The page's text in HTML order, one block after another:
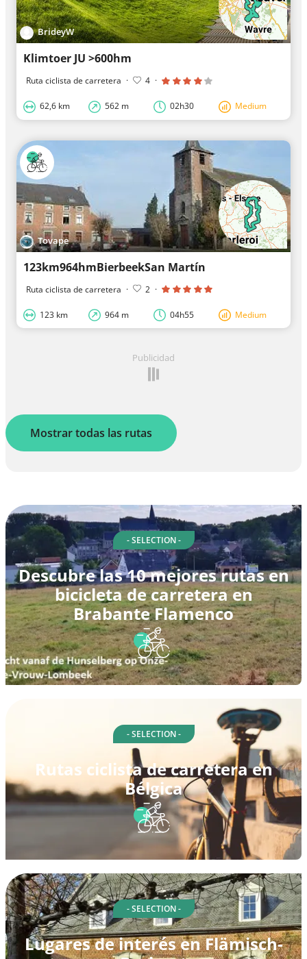
BrideyW
Klimtoer JU >600hm
Ruta ciclista de carretera · 4 ·
62,6 km 562 m 02h30 Medium
Tovape
123km964hmBierbeekSan Martín
Ruta ciclista de carretera · 2 ·
123 km 964 m 04h55 Medium
Publicidad
Mostrar todas las rutas
- SELECTION -
Descubre las 10 mejores rutas en
bicicleta de carretera en
Brabante Flamenco
- SELECTION -
Rutas ciclista de carretera en
Bélgica
- SELECTION -
Lugares de interés en Flämisch-